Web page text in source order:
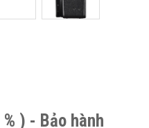
) - Bảo hành